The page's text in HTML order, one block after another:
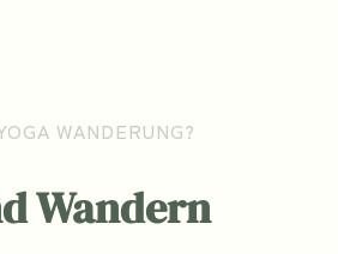
WANDERUNG?
Wandern